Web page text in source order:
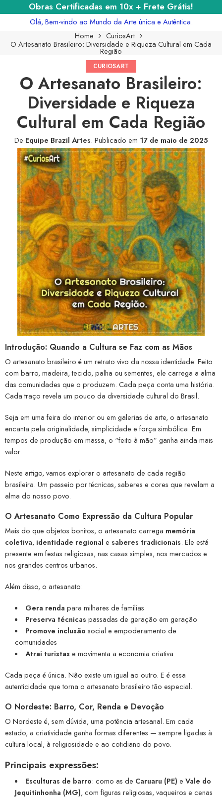
Obras Certificadas em 10x + Frete Grátis!
Olá, Bem-vindo ao Mundo da Arte única e Autêntica.
Home
CuriosArt
O Artesanato Brasileiro: Diversidade e Riqueza Cultural em Cada
Região
CURIOSART
O Artesanato Brasileiro:
Diversidade e Riqueza
Cultural em Cada Região
De Equipe Brazil Artes. Publicado em 17 de maio de 2025
Introdução: Quando a Cultura se Faz com as Mãos
O artesanato brasileiro é um retrato vivo da nossa identidade. Feito
com barro, madeira, tecido, palha ou sementes, ele carrega a alma
das comunidades que o produzem. Cada peça conta uma história.
Cada traço revela um pouco da diversidade cultural do Brasil.
Seja em uma feira do interior ou em galerias de arte, o artesanato
encanta pela originalidade, simplicidade e força simbólica. Em
tempos de produção em massa, o “feito à mão” ganha ainda mais
valor.
Neste artigo, vamos explorar o artesanato de cada região
brasileira. Um passeio por técnicas, saberes e cores que revelam a
alma do nosso povo.
O Artesanato Como Expressão da Cultura Popular
Mais do que objetos bonitos, o artesanato carrega memória
coletiva, identidade regional e saberes tradicionais. Ele está
presente em festas religiosas, nas casas simples, nos mercados e
nos grandes centros urbanos.
Além disso, o artesanato:
Gera renda para milhares de famílias
Preserva técnicas passadas de geração em geração
Promove inclusão social e empoderamento de
comunidades
Atrai turistas e movimenta a economia criativa
Cada peça é única. Não existe um igual ao outro. E é essa
autenticidade que torna o artesanato brasileiro tão especial.
O Nordeste: Barro, Cor, Renda e Devoção
O Nordeste é, sem dúvida, uma potência artesanal. Em cada
estado, a criatividade ganha formas diferentes — sempre ligadas à
cultura local, à religiosidade e ao cotidiano do povo.
Principais expressões:
Esculturas de barro: como as de Caruaru (PE) e Vale do
Jequitinhonha (MG), com figuras religiosas, vaqueiros e cenas